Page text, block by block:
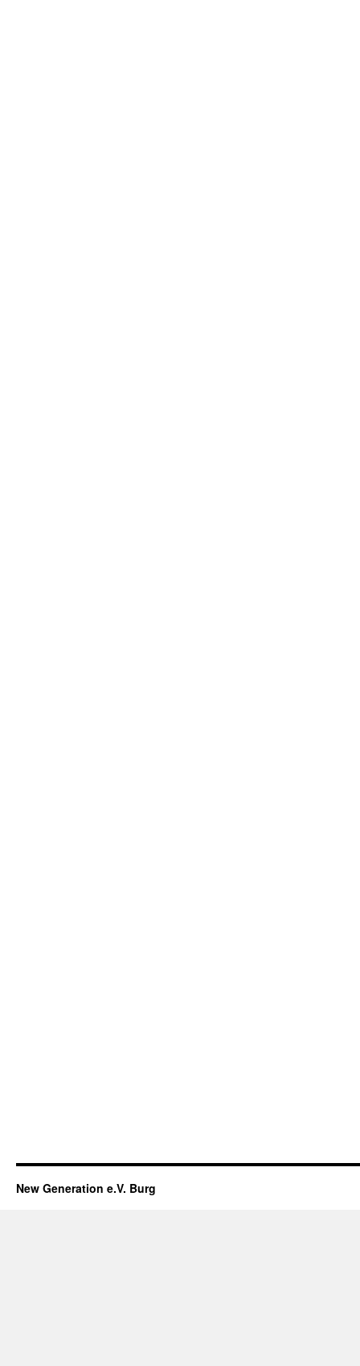
New Generation e.V. Burg